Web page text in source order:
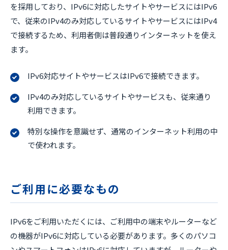
を採用しており、IPv6に対応したサイトやサービスにはIPv6
で、従来のIPv4のみ対応しているサイトやサービスにはIPv4
で接続するため、利用者側は普段通りインターネットを使え
ます。
IPv6対応サイトやサービスはIPv6で接続できます。
IPv4のみ対応しているサイトやサービスも、従来通り
利用できます。
特別な操作を意識せず、通常のインターネット利用の中
で使われます。
ご利用に必要なもの
IPv6をご利用いただくには、ご利用中の端末やルーターなど
の機器がIPv6に対応している必要があります。多くのパソコ